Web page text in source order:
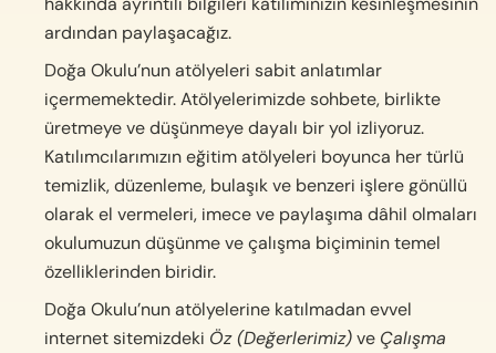
ardından paylaşacağız.
Doğa Okulu’nun atölyeleri sabit anlatımlar
içermemektedir. Atölyelerimizde sohbete, birlikte
üretmeye ve düşünmeye dayalı bir yol izliyoruz.
Katılımcılarımızın eğitim atölyeleri boyunca her türlü
temizlik, düzenleme, bulaşık ve benzeri işlere gönüllü
olarak el vermeleri, imece ve paylaşıma dâhil olmaları
okulumuzun düşünme ve çalışma biçiminin temel
özelliklerinden biridir.
Doğa Okulu’nun atölyelerine katılmadan evvel
internet sitemizdeki Öz (Değerlerimiz)ve Çalışma